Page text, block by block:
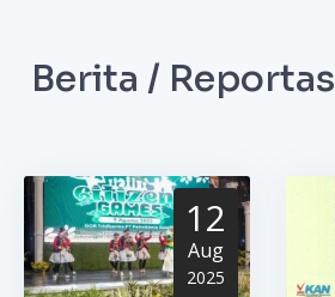
Berita /
12
Aug
2025